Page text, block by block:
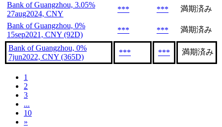
Bank of Guangzhou, 3.05%
27aug2024, CNY
*** ***
満期済み
Bank of Guangzhou, 0%
15sep2021, CNY (92D)
*** *** 満期済み
Bank of Guangzhou, 0%
7jun2022, CNY (365D)
*** *** 満期済み
1
2
3
...
10
»